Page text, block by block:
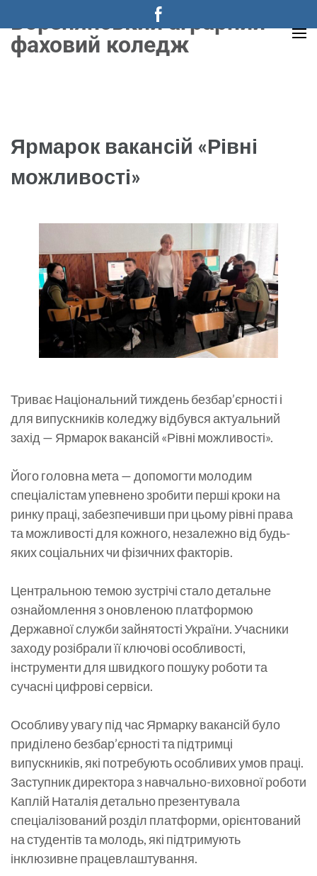
до
вмісту
Борзнянський аграрний
фаховий коледж
Ярмарок вакансій «Рівні
можливості»
Триває Національний тиждень безбар’єрності і
для випускників коледжу відбувся актуальний
захід — Ярмарок вакансій «Рівні можливості».
Його головна мета — допомогти молодим
спеціалістам упевнено зробити перші кроки на
ринку праці, забезпечивши при цьому рівні права
та можливості для кожного, незалежно від будь-
яких соціальних чи фізичних факторів.
Центральною темою зустрічі стало детальне
ознайомлення з оновленою платформою
Державної служби зайнятості України. Учасники
заходу розібрали її ключові особливості,
інструменти для швидкого пошуку роботи та
сучасні цифрові сервіси.
Особливу увагу під час Ярмарку вакансій було
приділено безбар’єрності та підтримці
випускників, які потребують особливих умов праці.
Заступник директора з навчально-виховної роботи
Каплій Наталія детально презентувала
спеціалізований розділ платформи, орієнтований
на студентів та молодь, які підтримують
інклюзивне працевлаштування.